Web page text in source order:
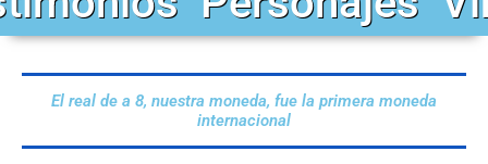
El real de a 8, nuestra moneda, fue la primera moneda
internacional